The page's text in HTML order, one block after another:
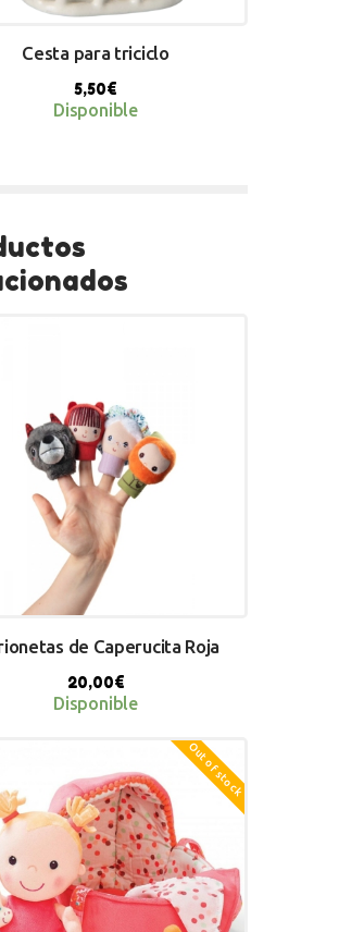
Cesta para triciclo
5,50€
Disponible
de Caperucita Roja
20,00€
Disponible
Out of stock